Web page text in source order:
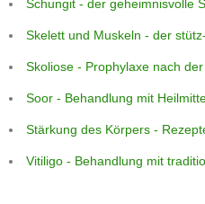
Schungit - der geheimnisvolle
Skelett und Muskeln - der
Skoliose - Prophylaxe nach
Soor - Behandlung mit
Stärkung des Körpers -
Vitiligo - Behandlung mit